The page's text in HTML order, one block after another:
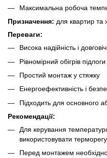
Максимальна робоча
Призначення: для квартир
Переваги:
Висока надійність і
Рівномірний обігрів підлоги
Простий монтаж у стяжку
Енергоефективність і
Підходить для основного
Рекомендації:
Для керування
використовувати
Перед монтажем необхідно